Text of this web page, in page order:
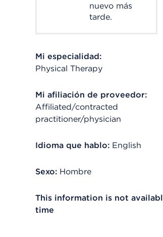
nuevo más
tarde.
Mi especialidad:
Physical Therapy
Mi afiliación de proveedor:
Affiliated/contracted
practitioner/physician
Idioma que hablo: English
Sexo: Hombre
This information is not
time